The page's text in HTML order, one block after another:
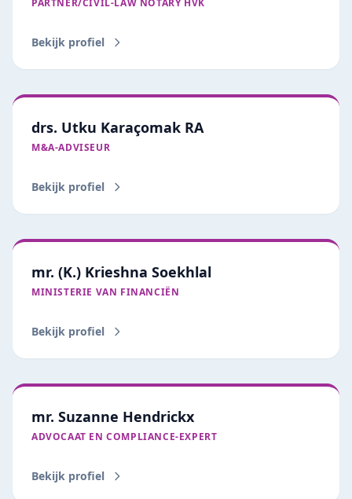
PARTNER/CIVIL‑LAW NOTARY HVK
Bekijk profiel
drs. Utku Karaçomak RA
M&A-ADVISEUR
Bekijk profiel
mr. (K.) Krieshna Soekhlal
MINISTERIE VAN FINANCIËN
Bekijk profiel
mr. Suzanne Hendrickx
ADVOCAAT EN COMPLIANCE-EXPERT
Bekijk profiel